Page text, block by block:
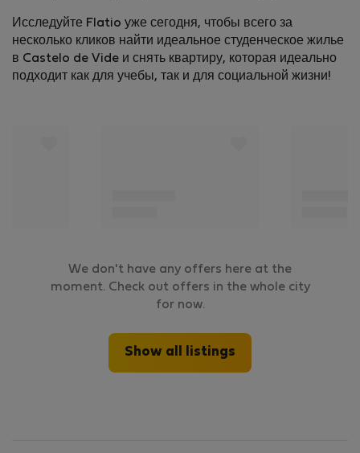
Исследуйте Flatio уже сегодня, чтобы всего за
несколько кликов найти идеальное студенческое жилье
в Castelo de Vide и снять квартиру, которая идеально
подходит как для учебы, так и для социальной жизни!
We don't have any offers here at the
moment. Check out offers in the whole city
for now.
Show all listings